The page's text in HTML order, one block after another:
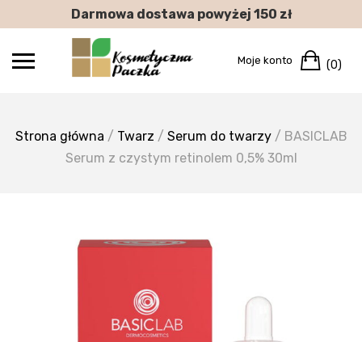
to
Darmowa dostawa powyżej 150 zł
Moje konto (0)
Strona główna / Twarz / Serum do twarzy/ BASICLAB
Serum z czystym retinolem 0,5% 30ml